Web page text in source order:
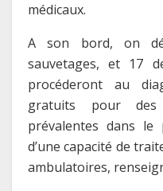
médicaux.
A son bord, on
sauvetages, et 17
procéderont au
gratuits pour des
prévalentes dans
d’une capacité de
ambulatoires,